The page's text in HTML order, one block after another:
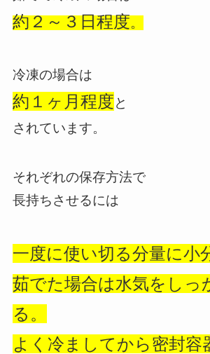
約２～３日程度。
冷凍の場合は
約１ヶ月程度と
されています。
それぞれの保存方法で
長持ちさせるには
一度に使い切る分量に小
茹でた場合は水気をしっ
る。
よく冷ましてから密封容